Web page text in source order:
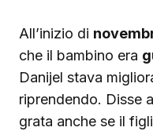
All’inizio di
che il bambino era
Danijel stava
riprendendo. Disse
grata anche se il